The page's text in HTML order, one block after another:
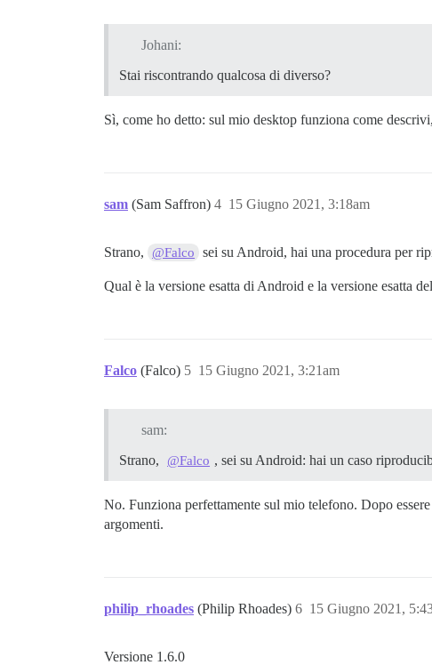
Johani:
Stai riscontrando qualcosa di diverso?
Sì, come ho detto: sul mio desktop funziona come
sam (Sam Saffron) 15 Giugno 2021, 3:18am
4
Strano, @Falco sei su Android, hai una procedura per
Qual è la versione esatta di Android e la versione esatta
Falco (Falco) 15 Giugno 2021, 3:21am
5
sam:
Strano,
@Falco , sei su Android: hai un caso
No. Funziona perfettamente sul mio telefono. Dopo
argomenti.
philip_rhoades (Philip Rhoades) 15 Giugno 2021,
6
Versione 1.6.0